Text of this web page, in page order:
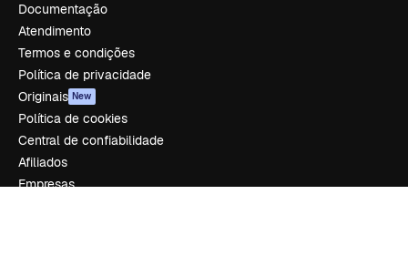
Documentação
Atendimento
Termos e condições
Política de privacidade
Originais New
Política de cookies
Central de confiabilidade
Afiliados
Empresas